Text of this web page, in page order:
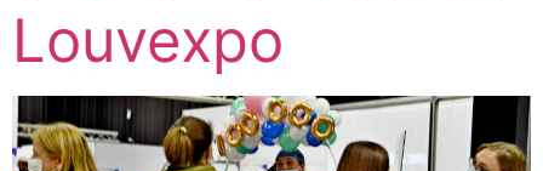
Louvexpo